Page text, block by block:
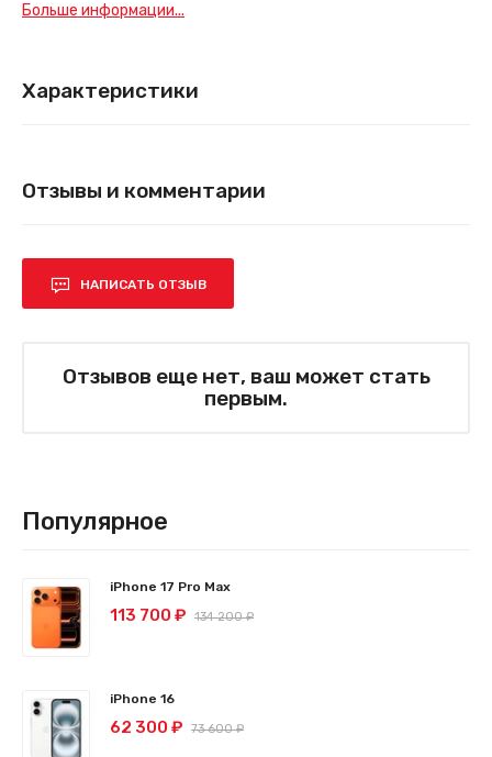
Больше информации...
Характеристики
Отзывы и комментарии
НАПИСАТЬ ОТЗЫВ
Отзывов еще нет, ваш может стать
первым.
Популярное
iPhone 17 Pro Max
113 700 ₽ 134 200 ₽
iPhone 16
62 300 ₽ 73 600 ₽